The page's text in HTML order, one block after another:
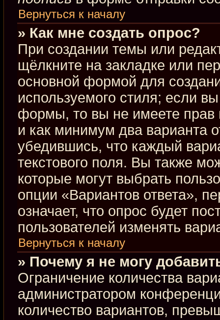
Вернуться к началу
» Как мне создать опрос?
При создании темы или
щёлкните на закладке или
основной формой для
используемого стиля; если
формы, то вы не имеете прав
и как минимум два варианта
убедившись, что каждый
текстового поля. Вы также
которые могут выбрать
опции «Вариантов ответа»,
означает, что опрос будет
пользователей изменять
Вернуться к началу
» Почему я не могу
Ограничение количества
администратором
количество вариантов,